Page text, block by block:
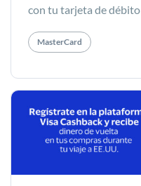
con tu tarjeta de débito
MasterCard